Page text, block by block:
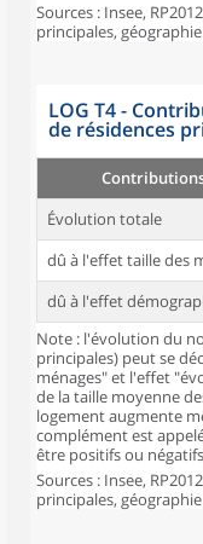
Sources : Insee,
principales,
LOG T4 -
de résidences
Évolution totale
dû à l'effet taille des
dû à l'effet
Note : l'évolution du
principales) peut se
ménages" et l'effet
de la taille moyenne
logement augmente
complément est
être positifs ou
Sources : Insee,
principales,